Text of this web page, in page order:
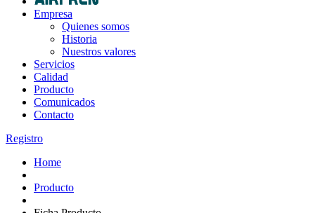
Empresa
Quienes somos
Historia
Nuestros valores
Servicios
Calidad
Producto
Comunicados
Contacto
Registro
Home
Producto